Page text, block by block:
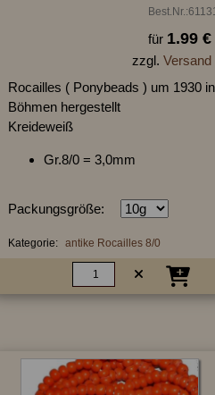
Best.Nr.:61131
für 1.99 €
zzgl. Versand
Rocailles ( Ponybeads ) um 1930 in
Böhmen hergestellt
Kreideweiß
Gr.8/0 = 3,0mm
Packungsgröße:
Kategorie: antike Rocailles 8/0